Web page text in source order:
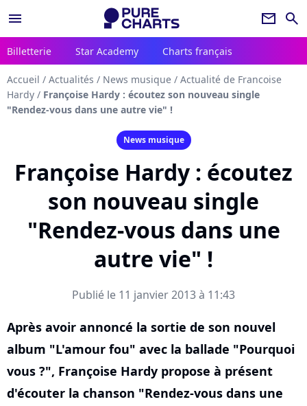
menu newsletter search
Billetterie Star Academy Charts français
Accueil / Actualités / News musique / Actualité de Francoise
Hardy / Françoise Hardy : écoutez son nouveau single
"Rendez-vous dans une autre vie" !
News musique
Françoise Hardy : écoutez
son nouveau single
"Rendez-vous dans une
autre vie" !
Publié le 11 janvier 2013 à 11:43
Après avoir annoncé la sortie de son nouvel
album "L'amour fou" avec la ballade "Pourquoi
vous ?", Françoise Hardy propose à présent
d'écouter la chanson "Rendez-vous dans une